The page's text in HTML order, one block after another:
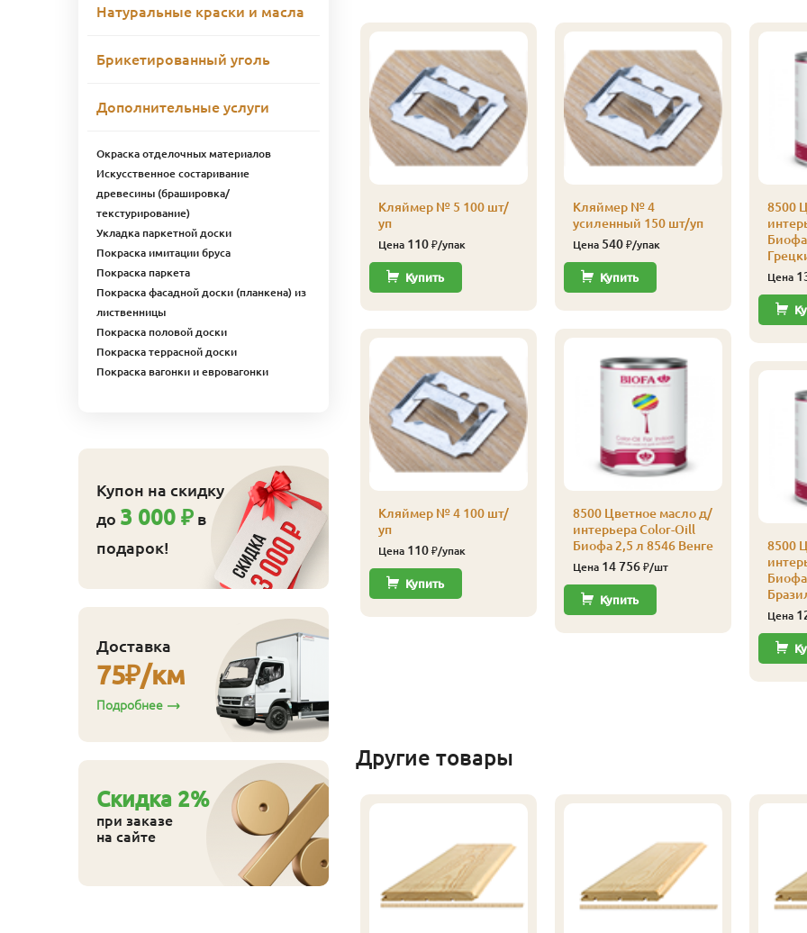
сорт
Плинтус
(лиственница)
сапожек, сорт Экстра,
20х65х2500 мм
Цена
Кляймер № 5 100 шт/
уп
Цена 110₽/упак
Купить
Кляймер № 4 100 шт/
уп
Цена 110₽/упак
Купить
Кляймер № 4
усиленный 150 шт/уп
Цена 540₽/упак
Купить
8500 Цветное масло д/
интерьера Color-Oill
Биофа 2,5 л 8546 Венге
Цена 14 756₽/шт
Купить
8500
Цена
8500
Цена
Другие товары
Натуральные краски и масла
Брикетированный уголь
Дополнительные услуги
Окраска отделочных материалов
Искусственное состаривание
древесины (брашировка/
текстурирование)
Укладка паркетной доски
Покраска имитации бруса
Покраска паркета
Покраска фасадной доски (планкена) из
лиственницы
Покраска половой доски
Покраска террасной доски
Покраска вагонки и евровагонки
Купон на скидку
до 3 000 ₽ в
подарок!
Доставка
75₽/км
Подробнее
Cкидка 2%
при заказе
на сайте